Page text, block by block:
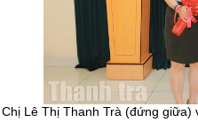
Chị Lê Thị Thanh Trà (đứng giữa)